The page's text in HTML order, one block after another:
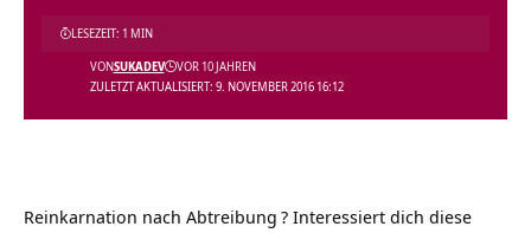
ZULETZT AKTUALISIERT: 9. NOVEMBER 2016 16:12
VONSUKADEV VOR 10 JAHREN
LESEZEIT: 1 MIN
Reinkarnation nach Abtreibung ? Interessiert dich diese